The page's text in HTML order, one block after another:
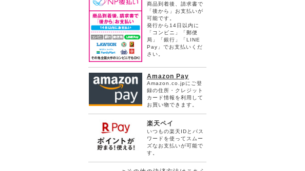
商品到着後、請求書で
「後から」お支払いが
可能です。
発行から14日以内に
「コンビニ」「郵便
局」「銀行」「LINE
Pay」でお支払いくだ
さい。
Amazon Pay
Amazon.co.jpにご登
録の住所・クレジット
カード情報を利用して
お買い物できます。
楽天ペイ
いつもの楽天IDとパス
ワードを使ってスムー
ズなお支払いが可能で
す。